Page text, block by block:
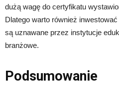
dużą wagę do certyfikatu
Dlatego warto również
są uznawane przez instytucje
branżowe.
Podsumowanie